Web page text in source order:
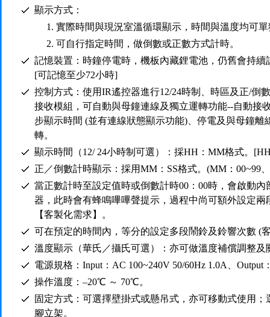
顯示方式：
1. 實際時間與現況室溫循環顯示，時間與溫度均可
2. 可自行指定時間，做倒數或正數方式計時。
記憶裝置：時鐘停電時，機板內藏鋰電池，仍舊會持
[可記憶至少72小時]
控制方式：使用IR遙控器進行12/24時制、時區及正/倒
接收模組，可自動與母鐘連線及獨立運轉功能--自動接
步顯示時間 (並有連線狀態顯示功能)、停電及與母鐘離
轉。
顯示時間（12/ 24小時制可選）：採HH：MM格式。
正／倒數計時顯示：採用MM：SS格式。(MM：00~99
當正數計時至設定值時或倒數計時00：00時，會啟動
器，此時會有蜂鳴嗶嗶聲提示，過程中尚可額外設定
【客製化需求】。
可在預定的時間內，等分的設定多段鬧鈴及鈴響次數 (
溫度顯示（華氏／攝氏可選）：亦可做溫度補償調整及
電源規格：Input：AC 100~240V 50/60Hz 1.0A、Output
操作溫度：–20℃ ～ 70℃。
固定方式：可選擇壁掛式或懸吊式，亦可移動式使用
腳立架。